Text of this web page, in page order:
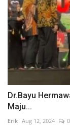
Dr.Bayu
Maju...
Erik Aug 12, 2024 0